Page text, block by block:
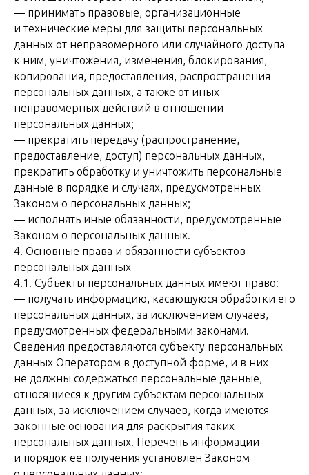
— принимать правовые, организационные
и технические меры для защиты персональных
данных от неправомерного или случайного доступа
к ним, уничтожения, изменения, блокирования,
копирования, предоставления, распространения
персональных данных, а также от иных
неправомерных действий в отношении
персональных данных;
— прекратить передачу (распространение,
предоставление, доступ) персональных данных,
прекратить обработку и уничтожить персональные
данные в порядке и случаях, предусмотренных
Законом о персональных данных;
— исполнять иные обязанности, предусмотренные
Законом о персональных данных.
4. Основные права и обязанности субъектов
персональных данных
4.1. Субъекты персональных данных имеют право:
— получать информацию, касающуюся обработки его
персональных данных, за исключением случаев,
предусмотренных федеральными законами.
Сведения предоставляются субъекту персональных
данных Оператором в доступной форме, и в них
не должны содержаться персональные данные,
относящиеся к другим субъектам персональных
данных, за исключением случаев, когда имеются
законные основания для раскрытия таких
персональных данных. Перечень информации
и порядок ее получения установлен Законом